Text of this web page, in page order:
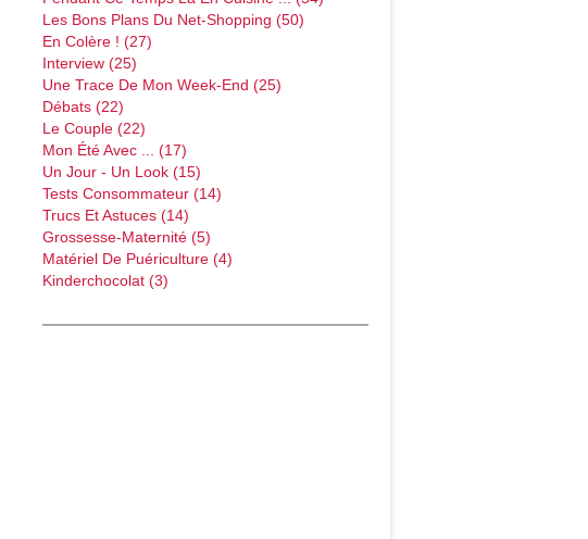
Les Bons Plans Du Net-Shopping (50)
En Colère ! (27)
Interview (25)
Une Trace De Mon Week-End (25)
Débats (22)
Le Couple (22)
Mon Été Avec ... (17)
Un Jour - Un Look (15)
Tests Consommateur (14)
Trucs Et Astuces (14)
Grossesse-Maternité (5)
Matériel De Puériculture (4)
Kinderchocolat (3)